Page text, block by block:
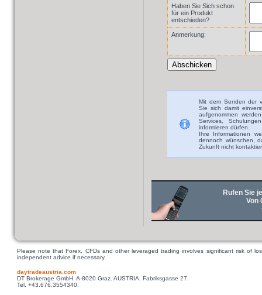
Haben Sie Sich schon
für ein Produkt
entschieden?
Anmerkung:
Mit dem Senden der
Sie sich damit
aufgenommen
Services,
informieren dürfen.
Ihre Informationen
dennoch wünschen,
Zukunft nicht
Rufen Sie
Von
Please note that Forex, CFDs and other leveraged trading involves significant risk of
independent advice if necessary.
daytradeaustria.com
DT Brokerage GmbH. A-8020 Graz. AUSTRIA. Fabriksgasse 27.
Tel. +43.676.3554340.